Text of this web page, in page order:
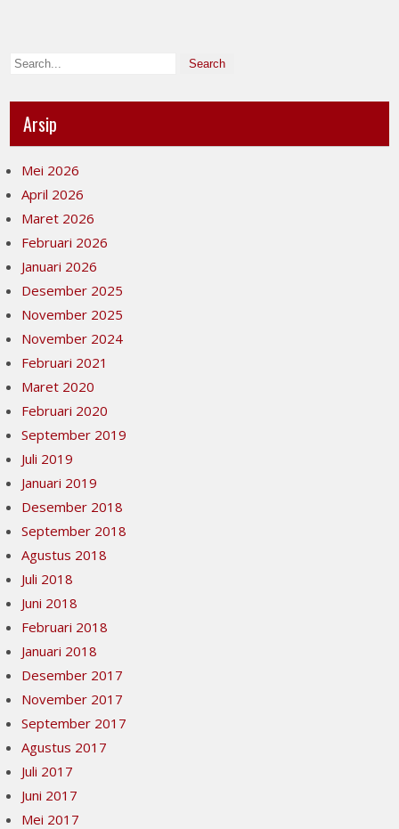
Arsip
Mei 2026
April 2026
Maret 2026
Februari 2026
Januari 2026
Desember 2025
November 2025
November 2024
Februari 2021
Maret 2020
Februari 2020
September 2019
Juli 2019
Januari 2019
Desember 2018
September 2018
Agustus 2018
Juli 2018
Juni 2018
Februari 2018
Januari 2018
Desember 2017
November 2017
September 2017
Agustus 2017
Juli 2017
Juni 2017
Mei 2017